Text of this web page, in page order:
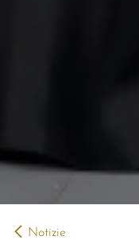
Notizie